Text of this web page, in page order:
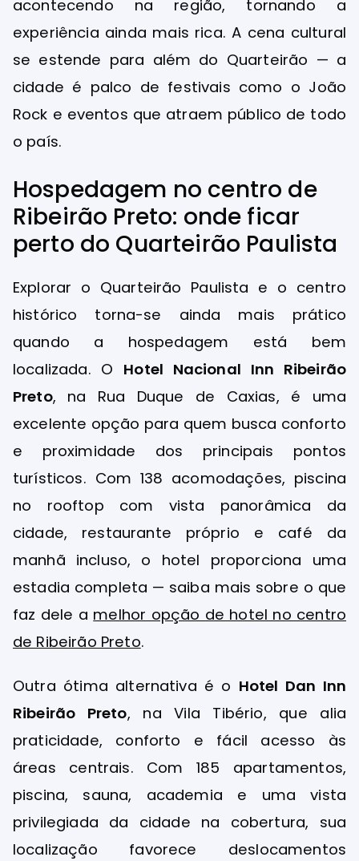
acontecendo na região, tornando a
experiência ainda mais rica. A cena cultural
se estende para além do Quarteirão — a
cidade é palco de festivais como o João
Rock e eventos que atraem público de todo
o país.
Hospedagem no centro de
Ribeirão Preto: onde ficar
perto do Quarteirão Paulista
Explorar o Quarteirão Paulista e o centro
histórico torna-se ainda mais prático
quando a hospedagem está bem
localizada. O Hotel Nacional Inn Ribeirão
Preto, na Rua Duque de Caxias, é uma
excelente opção para quem busca conforto
e proximidade dos principais pontos
turísticos. Com 138 acomodações, piscina
no rooftop com vista panorâmica da
cidade, restaurante próprio e café da
manhã incluso, o hotel proporciona uma
estadia completa — saiba mais sobre o que
faz dele a melhor opção de hotel no centro
de Ribeirão Preto.
Outra ótima alternativa é o Hotel Dan Inn
Ribeirão Preto, na Vila Tibério, que alia
praticidade, conforto e fácil acesso às
áreas centrais. Com 185 apartamentos,
piscina, sauna, academia e uma vista
privilegiada da cidade na cobertura, sua
localização favorece deslocamentos